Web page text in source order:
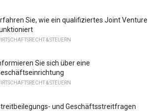
Sie, wie ein qualifiziertes Joint Venture
& STEUERN
Sie sich über eine
& STEUERN
und Geschäftsstreitfragen